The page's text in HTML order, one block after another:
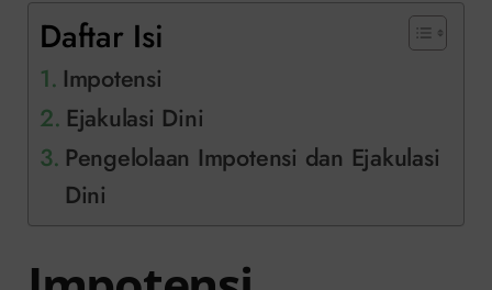
Daftar Isi
Impotensi
Ejakulasi Dini
Pengelolaan Impotensi dan Ejakulasi
Dini